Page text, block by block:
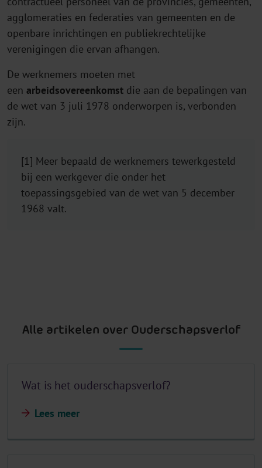
agglomeraties en federaties van gemeenten en de
openbare inrichtingen en publiekrechtelijke
verenigingen die ervan afhangen.
De werknemers moeten met
een arbeidsovereenkomst die aan de bepalingen van
de wet van 3 juli 1978 onderworpen is, verbonden
zijn.
[1] Meer bepaald de werknemers tewerkgesteld
bij een werkgever die onder het
toepassingsgebied van de wet van 5 december
1968 valt.
Alle artikelen over Ouderschapsverlof
Wat is het ouderschapsverlof?
Lees meer